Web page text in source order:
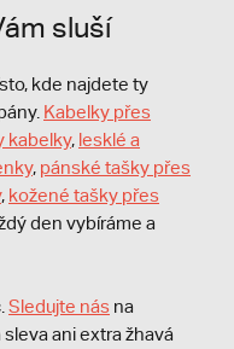
sluší
kde najdete ty
Kabelky přes
kabelky, lesklé a
, pánské tašky přes
, kožené tašky přes
den vybíráme a
Sledujte nás na
ani extra žhavá